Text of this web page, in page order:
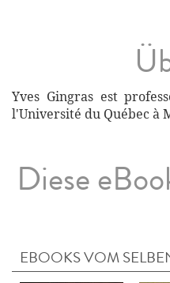
Yves Gingras est
l'Université du Québec à
Diese
EBOOKS VOM